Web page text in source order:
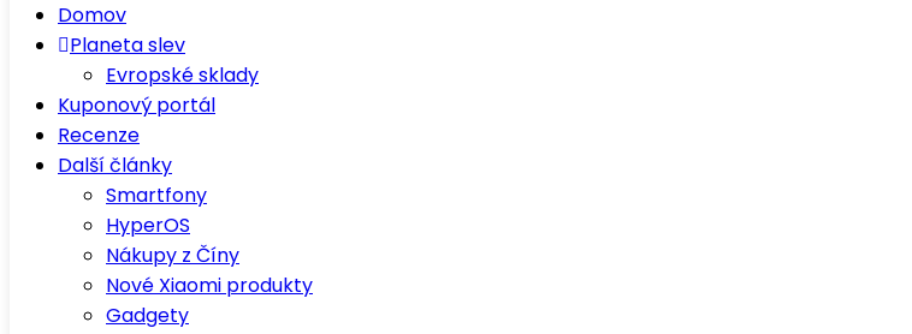
Domov
Planeta slev
Evropské sklady
Kuponový portál
Recenze
Další články
Smartfony
HyperOS
Nákupy z Číny
Nové Xiaomi produkty
Gadgety